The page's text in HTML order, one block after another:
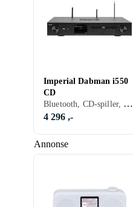
Annonse
Imperial Dabman i550
CD
Bluetooth, CD-spiller, USB-kontakt, FM, Internetströmning, DAB, DAB+
4 296 ,-